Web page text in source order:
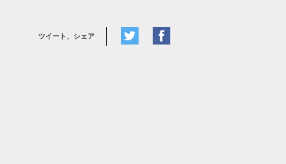
ツイート、シェア